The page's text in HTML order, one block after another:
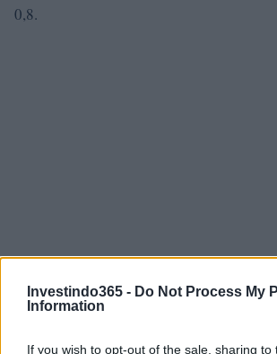
Investindo365 - Do Not Process My
Information
If you wish to opt-out of the sale, sharing to
0,8.